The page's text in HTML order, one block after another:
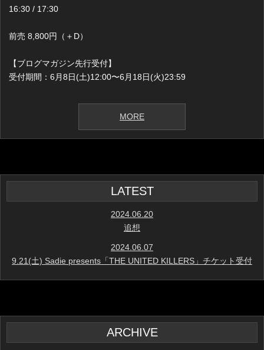
16:30 / 17:30
前売 8,800円（＋D）
【ブログマガジン先行受付】
受付期間：6月8日(土)12:00〜6月18日(火)23:59
MORE
LATEST
2024.06.20
追想
2024.06.07
9.21(土) Sadie presents「THE UNITED KILLERS」チケット受付
ARCHIVE